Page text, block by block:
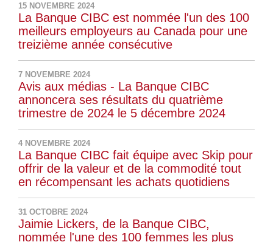
15 NOVEMBRE 2024
La Banque CIBC est nommée l'un des 100
meilleurs employeurs au Canada pour une
treizième année consécutive
7 NOVEMBRE 2024
Avis aux médias - La Banque CIBC
annoncera ses résultats du quatrième
trimestre de 2024 le 5 décembre 2024
4 NOVEMBRE 2024
La Banque CIBC fait équipe avec Skip pour
offrir de la valeur et de la commodité tout
en récompensant les achats quotidiens
31 OCTOBRE 2024
Jaimie Lickers, de la Banque CIBC,
nommée l'une des 100 femmes les plus